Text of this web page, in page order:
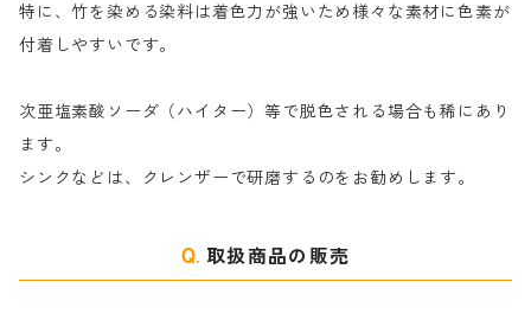
マ行
絹・羊毛を染める染料
特に、竹を染める染料は着色力が強いため様々な素材に色素が
付着しやすいです。
次亜塩素酸ソーダ（ハイター）等で脱色される場合も稀にあり
ます。
シンクなどは、クレンザーで研磨するのをお勧めします。
取扱商品の販売